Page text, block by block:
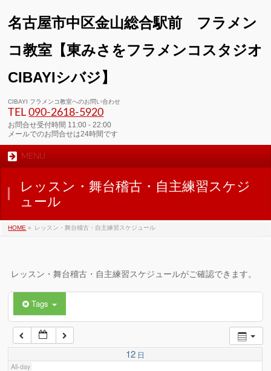
名古屋市中区金山総合駅前 フラメン
コ教室【東みさをフラメンコスタジオ
CIBAYIシバジ】
CIBAYI フラメンコ教室へのお問い合わせ
TEL090-2618‐5920
お問合せ受付時間 11:00 - 22:00
メールでのお問合せは24時間です
MENU
レッスン・舞台稽古・自主練習スケジ
ュール
HOME » レッスン・舞台稽古・自主練習スケジュール
レッスン・舞台稽古・自主練習スケジュールがご確認できます。
Tags
12 日
All-day
01:00
02:00
03:00
04:00
06:00
07:00